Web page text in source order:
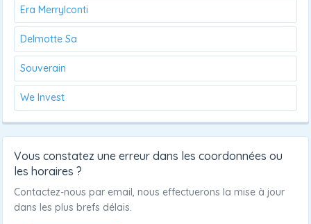
Era Merrylconti
Delmotte Sa
Souverain
We Invest
Vous constatez une erreur dans les coordonnées ou
les horaires ?
Contactez-nous par email, nous effectuerons la mise à jour
dans les plus brefs délais.